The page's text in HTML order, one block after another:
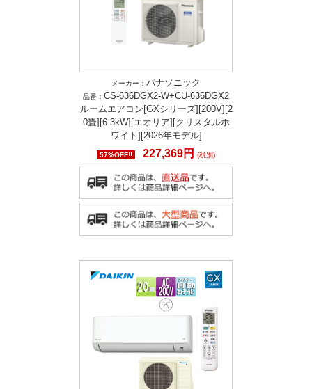
メーカー： パナソニック
品番： CS-636DGX2-W+CU-636DGX2
ルームエアコン[GXシリーズ][200V][2
0畳][6.3kW][エオリア][クリスタルホ
ワイト][2026年モデル]
57%OFF!! 227,369円 (税別)